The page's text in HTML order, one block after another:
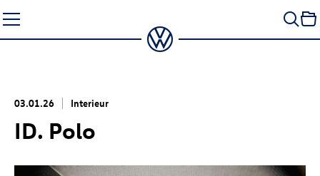
Seiteninhalt
springen
03.01.26 Interieur
ID. Polo